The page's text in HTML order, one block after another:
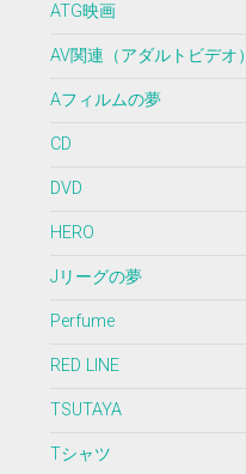
ATG映画
AV関連（アダルトビデオ）
Aフィルムの夢
CD
DVD
HERO
Jリーグの夢
Perfume
RED LINE
TSUTAYA
Tシャツ